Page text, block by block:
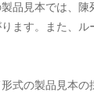
品見本では、
ます。また、
式の製品見本